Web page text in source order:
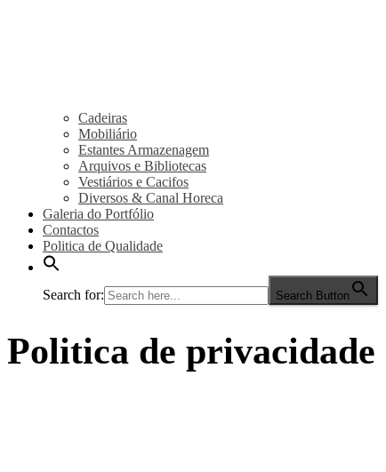
Cadeiras
Mobiliário
Estantes Armazenagem
Arquivos e Bibliotecas
Vestiários e Cacifos
Diversos & Canal Horeca
Galeria do Portfólio
Contactos
Politica de Qualidade
Search for: Search Button
Politica de privacidade